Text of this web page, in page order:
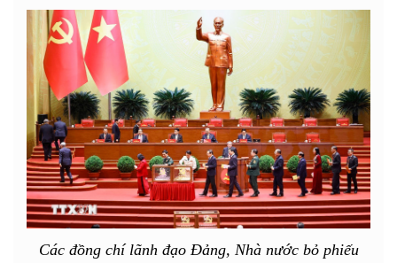
Các đồng chí lãnh đạo Đảng, Nhà nước bỏ phiếu